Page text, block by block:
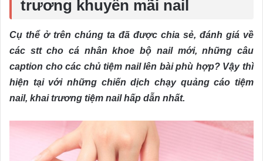
trương khuyến mãi nail
Cụ thể ở trên chúng ta đã được chia sẻ, đánh giá về
các stt cho cá nhân khoe bộ nail mới, những câu
caption cho các chủ tiệm nail lên bài phù hợp? Vậy thì
hiện tại với những chiến dịch chạy quảng cáo tiệm
nail, khai trương tiệm nail hấp dẫn nhất.